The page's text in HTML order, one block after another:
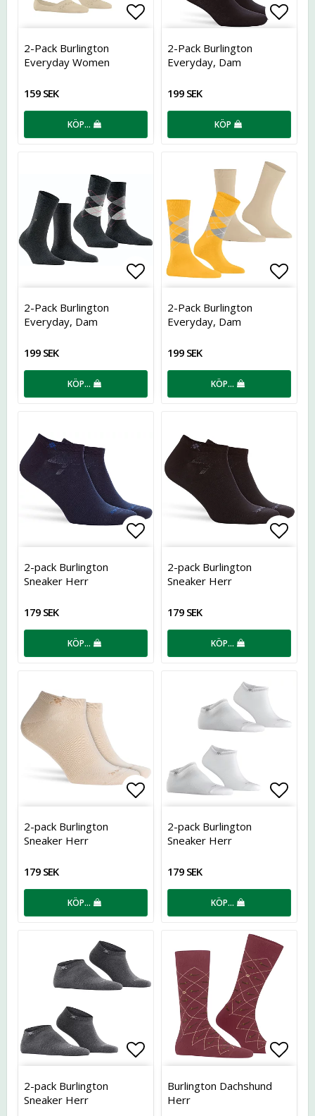
Lägg till i favoritlistan
2-Pack Burlington
Everyday Women
159 SEK
KÖP…
2-Pack Burlington
Everyday, Dam
199 SEK
KÖP
Lägg till i favoritlistan
2-Pack Burlington
Everyday, Dam
199 SEK
KÖP…
2-Pack Burlington
Everyday, Dam
199 SEK
KÖP…
Lägg till i favoritlistan
2-pack Burlington
Sneaker Herr
179 SEK
KÖP…
2-pack Burlington
Sneaker Herr
179 SEK
KÖP…
Lägg till i favoritlistan
2-pack Burlington
Sneaker Herr
179 SEK
KÖP…
2-pack Burlington
Sneaker Herr
179 SEK
KÖP…
Lägg till i favoritlistan
2-pack Burlington
Sneaker Herr
Burlington Dachshund
Herr